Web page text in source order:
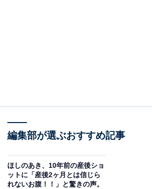
編集部が選ぶおすすめ記事
ほしのあき、10年前の産後ショ
ットに「産後2ヶ月とは信じら
れないお腹！！」と驚きの声。